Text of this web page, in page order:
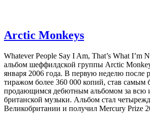
Arctic Monkeys
Whatever People Say I Am, That’s What
альбом шеффилдской группы Arctic
января 2006 года. В первую неделю после
тиражом более 360 000 копий, став самым
продающимся дебютным альбомом за всю
британской музыки. Альбом стал
Великобритании и получил Mercury Prize